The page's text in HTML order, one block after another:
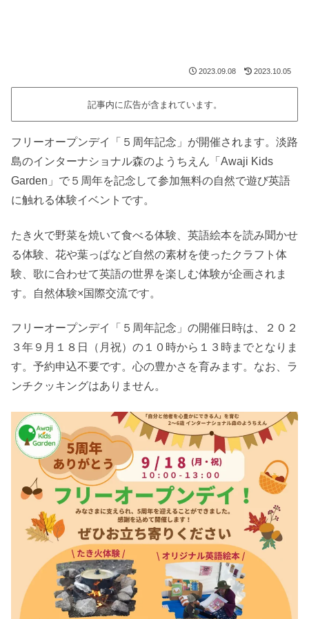
2023.09.08 2023.10.05
記事内に広告が含まれています。
フリーオープンデイ「５周年記念」が開催されます。淡路
島のインターナショナル森のようちえん「Awaji Kids
Garden」で５周年を記念して参加無料の自然で遊び英語
に触れる体験イベントです。
たき火で野菜を焼いて食べる体験、英語絵本を読み聞かせ
る体験、花や葉っぱなど自然の素材を使ったクラフト体
験、歌に合わせて英語の世界を楽しむ体験が企画されま
す。自然体験×国際交流です。
フリーオープンデイ「５周年記念」の開催日時は、２０２
３年９月１８日（月祝）の１０時から１３時までとなりま
す。予約申込不要です。心の豊かさを育みます。なお、ラ
ンチクッキングはありません。